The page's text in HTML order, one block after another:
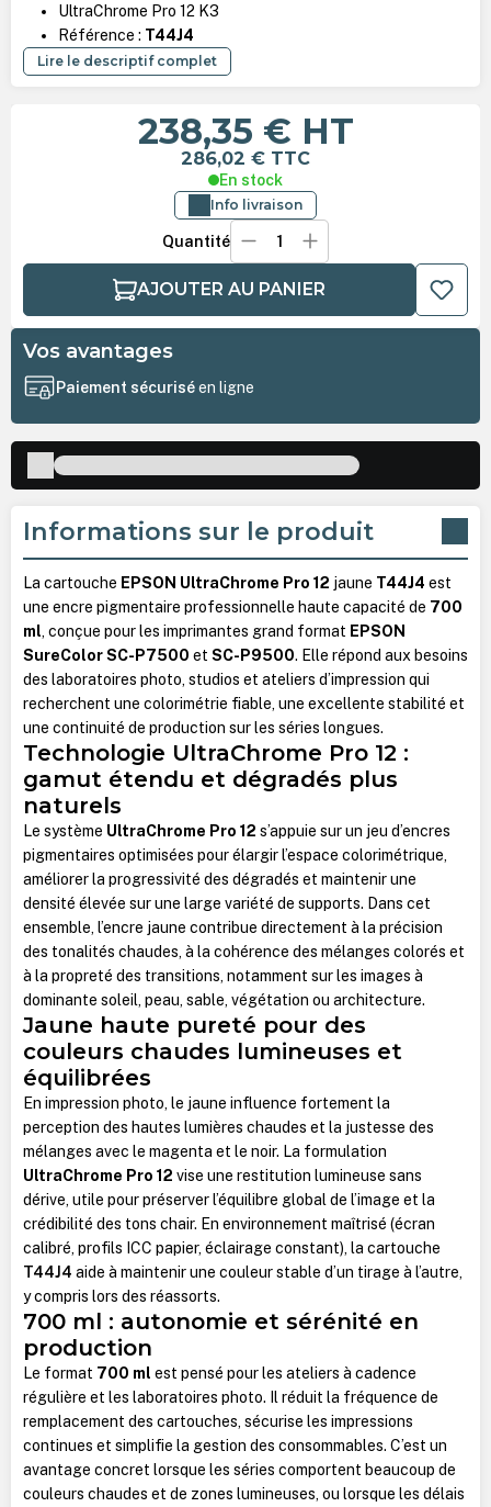
UltraChrome Pro 12 K3
Référence : T44J4
Lire le descriptif complet
238,35 € HT
286,02 € TTC
En stock
Info livraison
Quantité
AJOUTER AU PANIER
Vos avantages
Paiement sécuriséen ligne
Informations sur le produit
La cartouche EPSON UltraChrome Pro 12 jaune T44J4 est
une encre pigmentaire professionnelle haute capacité de 700
ml, conçue pour les imprimantes grand format EPSON
SureColor SC-P7500 et SC-P9500. Elle répond aux besoins
des laboratoires photo, studios et ateliers d’impression qui
recherchent une colorimétrie fiable, une excellente stabilité et
une continuité de production sur les séries longues.
Technologie UltraChrome Pro 12 :
gamut étendu et dégradés plus
naturels
Le système UltraChrome Pro 12 s’appuie sur un jeu d’encres
pigmentaires optimisées pour élargir l’espace colorimétrique,
améliorer la progressivité des dégradés et maintenir une
densité élevée sur une large variété de supports. Dans cet
ensemble, l’encre jaune contribue directement à la précision
des tonalités chaudes, à la cohérence des mélanges colorés et
à la propreté des transitions, notamment sur les images à
dominante soleil, peau, sable, végétation ou architecture.
Jaune haute pureté pour des
couleurs chaudes lumineuses et
équilibrées
En impression photo, le jaune influence fortement la
perception des hautes lumières chaudes et la justesse des
mélanges avec le magenta et le noir. La formulation
UltraChrome Pro 12 vise une restitution lumineuse sans
dérive, utile pour préserver l’équilibre global de l’image et la
crédibilité des tons chair. En environnement maîtrisé (écran
calibré, profils ICC papier, éclairage constant), la cartouche
T44J4 aide à maintenir une couleur stable d’un tirage à l’autre,
y compris lors des réassorts.
700 ml : autonomie et sérénité en
production
Le format 700 ml est pensé pour les ateliers à cadence
régulière et les laboratoires photo. Il réduit la fréquence de
remplacement des cartouches, sécurise les impressions
continues et simplifie la gestion des consommables. C’est un
avantage concret lorsque les séries comportent beaucoup de
couleurs chaudes et de zones lumineuses, ou lorsque les délais